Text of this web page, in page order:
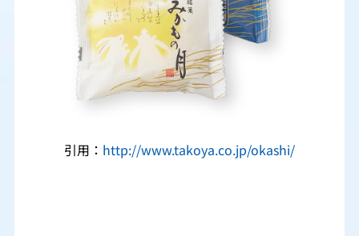
引用：http://www.takoya.co.jp/okashi/